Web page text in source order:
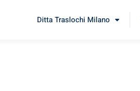
Ditta Traslochi Milano